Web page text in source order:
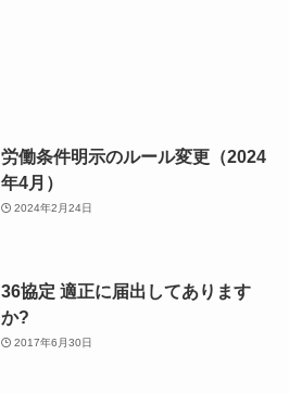
労働条件明示のルール変更（2024
年4月）
2024年2月24日
36協定 適正に届出してあります
か?
2017年6月30日